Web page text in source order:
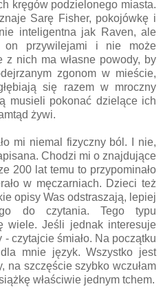
kręgów podzielonego miasta.
Sarę Fisher, pokojówkę i
inteligentna jak Raven, ale
przywilejami i nie może
z nich ma własne powody, by
zgonom w mieście,
się razem w mroczny
musieli pokonać dzielące ich
żywi.
mi niemal fizyczny ból. I nie,
Chodzi mi o znajdujące
200 lat temu to przypominało
w męczarniach. Dzieci też
opisy Was odstraszają, lepiej
do czytania. Tego typu
wiele. Jeśli jednak interesuje
czytajcie śmiało. Na początku
dla mnie język. Wszystko jest
na szczęście szybko wczułam
właściwie jednym tchem.